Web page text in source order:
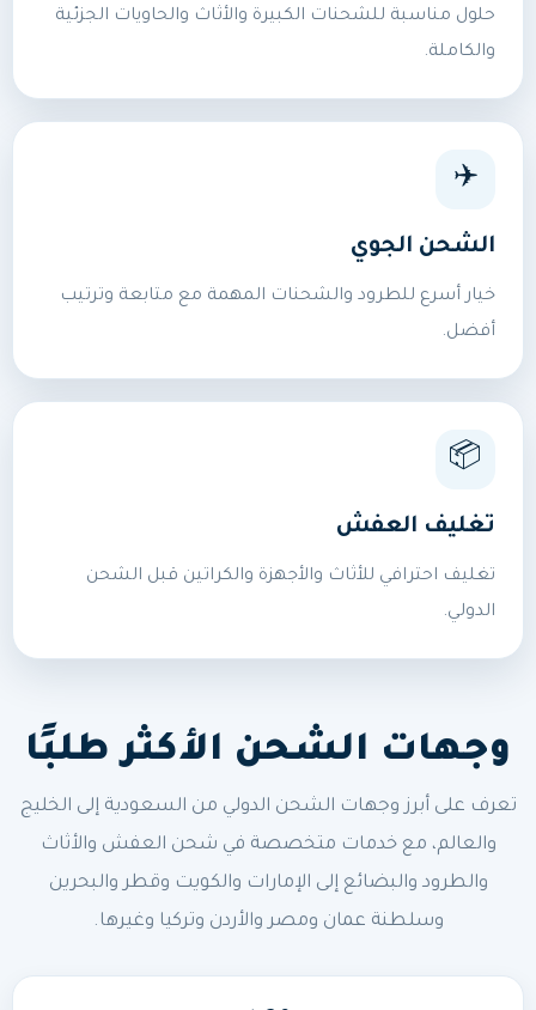
حلول مناسبة للشحنات الكبيرة والأثاث والحاويات الجزئية
والكاملة.
✈️
الشحن الجوي
خيار أسرع للطرود والشحنات المهمة مع متابعة وترتيب
أفضل.
📦
تغليف العفش
تغليف احترافي للأثاث والأجهزة والكراتين قبل الشحن
الدولي.
وجهات الشحن الأكثر طلبًا
تعرف على أبرز وجهات الشحن الدولي من السعودية إلى الخليج
والعالم، مع خدمات متخصصة في شحن العفش والأثاث
والطرود والبضائع إلى الإمارات والكويت وقطر والبحرين
وسلطنة عمان ومصر والأردن وتركيا وغيرها.